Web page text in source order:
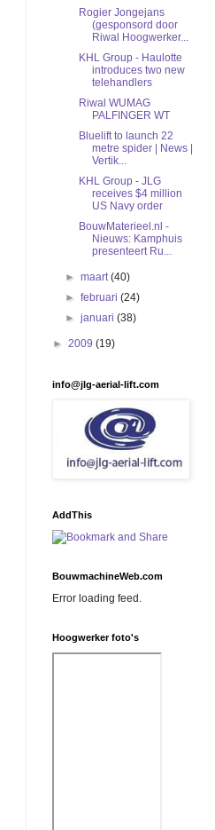
Rogier Jongejans
(gesponsord door
Riwal Hoogwerker...
KHL Group - Haulotte
introduces two new
telehandlers
Riwal WUMAG
PALFINGER WT
Bluelift to launch 22
metre spider | News |
Vertik...
KHL Group - JLG
receives $4 million
US Navy order
BouwMaterieel.nl -
Nieuws: Kamphuis
presenteert Ru...
►maart(40)
►februari(24)
►januari(38)
► 2009 (19)
info@jlg-aerial-lift.com
AddThis
BouwmachineWeb.com
Error loading feed.
Hoogwerker foto's